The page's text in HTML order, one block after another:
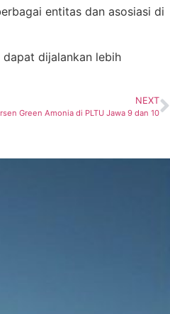
entitas dan asosiasi di
dapat dijalankan lebih
NEXT
Green Amonia di PLTU Jawa 9 dan 10